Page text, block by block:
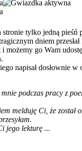
stronie tylko jedną pieśń
dniem
i możemy go Wam
napisał dosłownie
podczas pracy z
melduję Ci, że został
jego lekturę ...